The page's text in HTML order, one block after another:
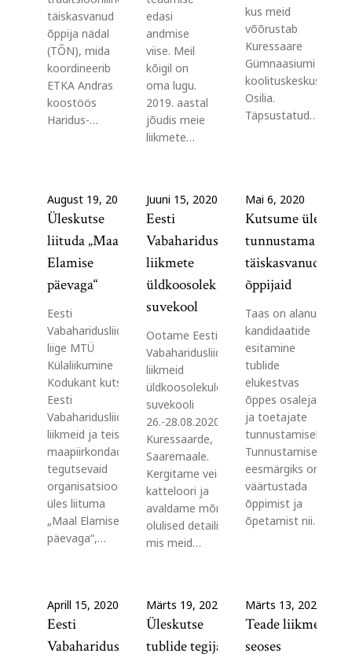
täiskasvanud
õppija nädal
(TÕN), mida
koordineerib
ETKA Andras
koostöös
Haridus-…
edasi
andmise
viise. Meil
kõigil on
oma lugu.
2019. aastal
jõudis meie
liikmete…
kus meid
võõrustab
Kuressaare
Gümnaasiumi
koolituskeskus
Osilia.
Täpsustatud…
August 19, 2020
Üleskutse
liituda „Maal
Elamise
päevaga“
Eesti
Vabaharidusliidu
liige MTÜ
Külaliikumine
Kodukant kutsub
Eesti
Vabaharidusliidu
liikmeid ja teisi
maapiirkondades
tegutsevaid
organisatsioone
üles liituma
„Maal Elamise
päevaga“,…
Juuni 15, 2020
Eesti
Vabaharidusliidu
liikmete
üldkoosolek ja
suvekool
Ootame Eesti
Vabaharidusliidu
liikmeid
üldkoosolekule ja
suvekooli
26.-28.08.2020
Kuressaarde,
Saaremaale.
Kergitame veidi
katteloori ja
avaldame mõned
olulised detailid,
mis meid…
Mai 6, 2020
Kutsume üles
tunnustama
täiskasvanud
õppijaid
Taas on alanud
kandidaatide
esitamine
tublide
elukestvas
õppes osalejate
ja toetajate
tunnustamiseks.
Tunnustamise
eesmärgiks on
väärtustada
õppimist ja
õpetamist nii…
Aprill 15, 2020
Eesti
Vabaharidusliidu
Märts 19, 2020
Üleskutse
tublide tegijate
Märts 13, 2020
Teade liikmetele
seoses